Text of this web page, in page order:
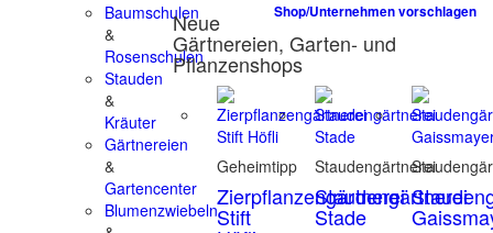
Baumschulen
&
Rosenschulen
Stauden
&
Kräuter
Gärtnereien
&
Gartencenter
Blumenzwiebeln
Shop/Unternehmen vorschlagen
Neue
Gärtnereien, Garten- und
Pflanzenshops
Geheimtipp
Zierpflanzengärtnerei
Stift
Staudengärtnerei
Staudengärtnerei
Stade